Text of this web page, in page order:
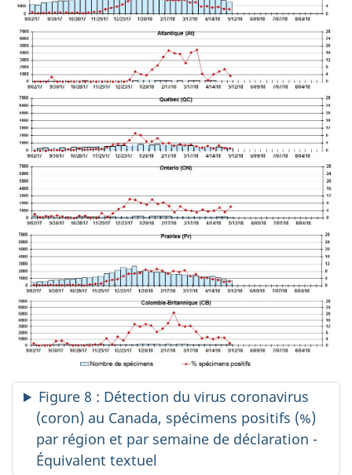
Figure 8 : Détection du virus coronavirus
(coron) au Canada, spécimens positifs (%)
par région et par semaine de déclaration -
Équivalent textuel